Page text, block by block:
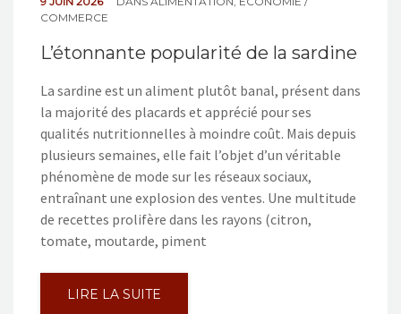
COMMERCE
L’étonnante popularité de la sardine
La sardine est un aliment plutôt banal, présent dans
la majorité des placards et apprécié pour ses
qualités nutritionnelles à moindre coût. Mais depuis
plusieurs semaines, elle fait l’objet d’un véritable
phénomène de mode sur les réseaux sociaux,
entraînant une explosion des ventes. Une multitude
de recettes prolifère dans les rayons (citron,
tomate, moutarde, piment
LIRE LA SUITE